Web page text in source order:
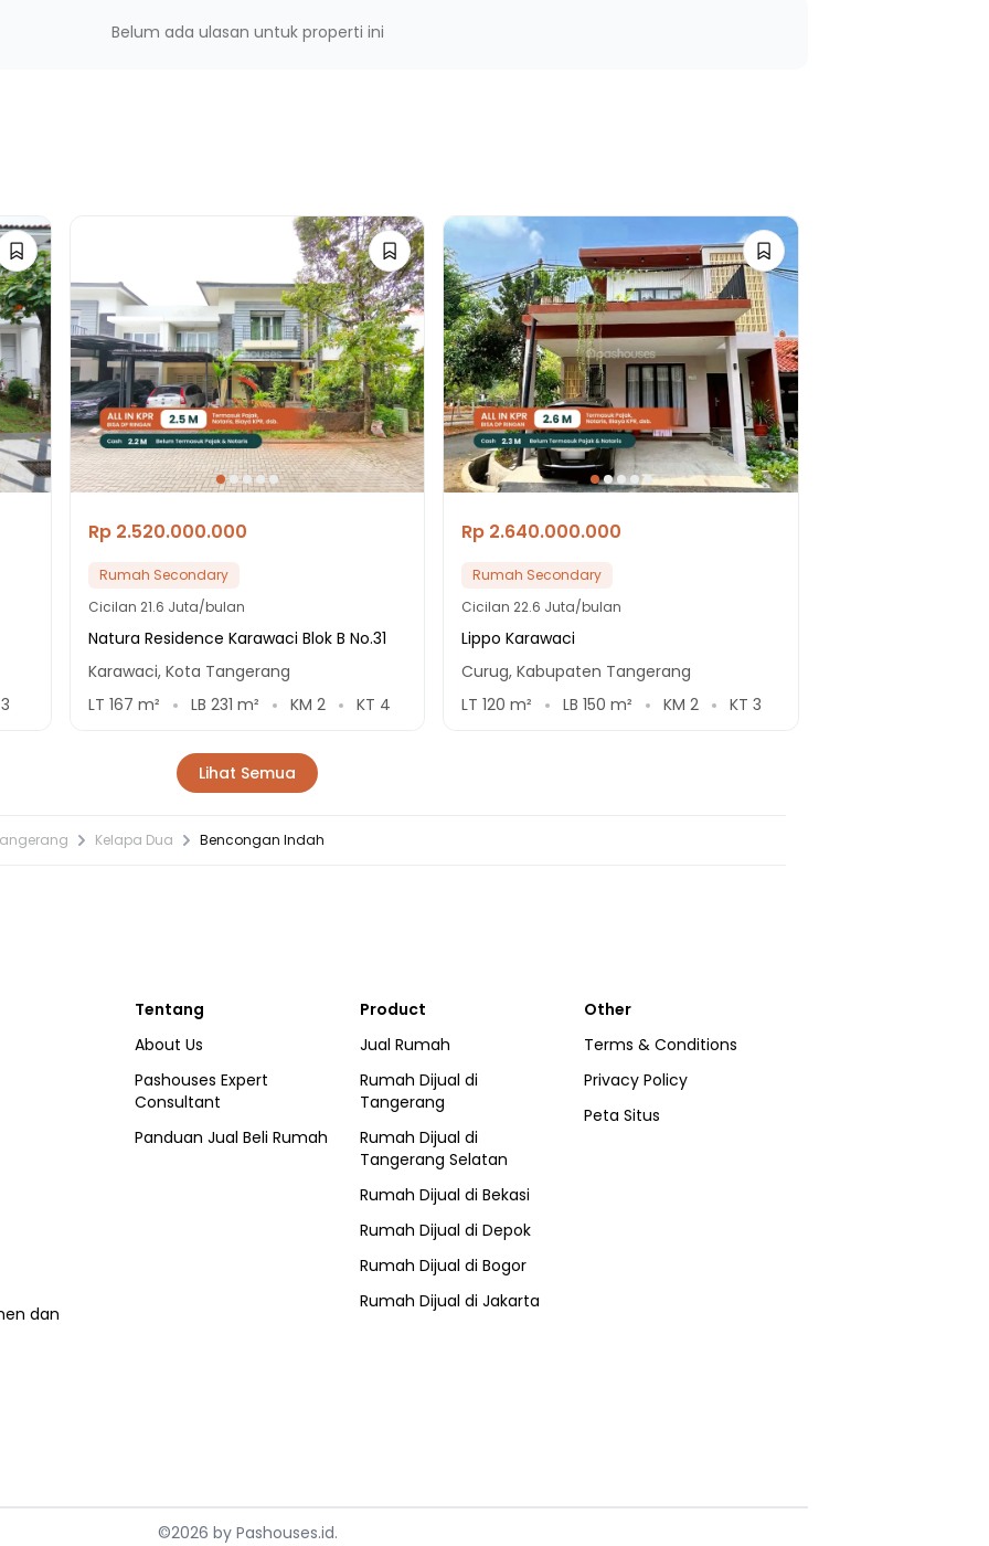
Belum ada ulasan untuk properti ini
3
Rp 2.520.000.000
Rumah Secondary
Cicilan 21.6 Juta/bulan
Natura Residence Karawaci Blok B No.31
Karawaci, Kota Tangerang
LT 167 m² LB 231 m² KM 2 KT 4
Rp 2.640.000.000
Rumah Secondary
Cicilan 22.6 Juta/bulan
Lippo Karawaci
Curug, Kabupaten Tangerang
LT120 m² LB150 m² KM2 KT3
Lihat Semua
Kelapa Dua Bencongan Indah
dan
Tentang
About Us
Pashouses Expert
Consultant
Panduan Jual Beli Rumah
Product
Jual Rumah
Rumah Dijual di
Tangerang
Rumah Dijual di
Tangerang Selatan
Rumah Dijual di Bekasi
Rumah Dijual di Depok
Rumah Dijual di Bogor
Rumah Dijual di Jakarta
Other
Terms & Conditions
Privacy Policy
Peta Situs
©2026 by Pashouses.id.